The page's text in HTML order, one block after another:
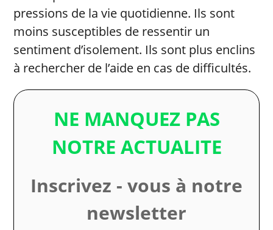
pressions de la vie quotidienne. Ils sont
moins susceptibles de ressentir un
sentiment d’isolement. Ils sont plus enclins
à rechercher de l’aide en cas de difficultés.
NE MANQUEZ PAS
NOTRE ACTUALITE
Inscrivez - vous à notre
newsletter